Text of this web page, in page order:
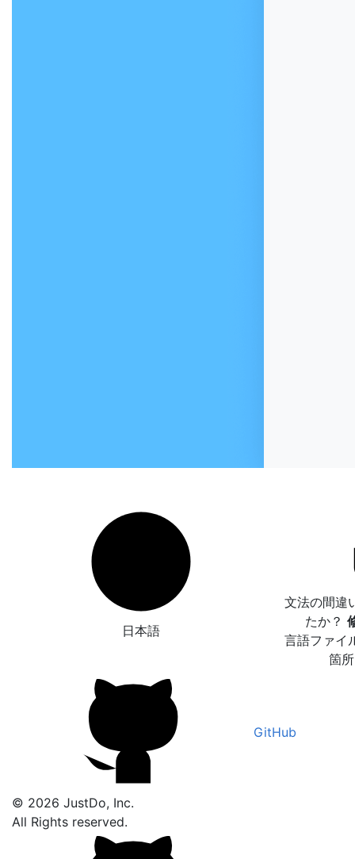
日本語
文法の間違
たか？
言語ファイ
箇
GitHub
© 2026 JustDo, Inc.
All Rights reserved.